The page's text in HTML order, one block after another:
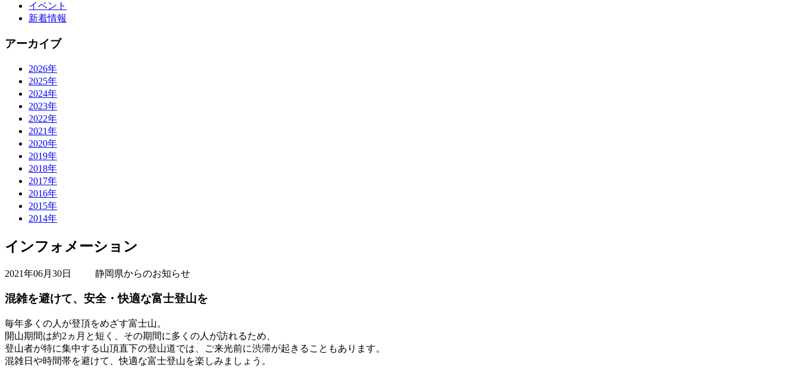
イベント
新着情報
アーカイブ
2026年
2025年
2024年
2023年
2022年
2021年
2020年
2019年
2018年
2017年
2016年
2015年
2014年
インフォメーション
2021年06月30日 静岡県からのお知らせ
混雑を避けて、安全・快適な富士登山を
毎年多くの人が登頂をめざす富士山。
開山期間は約2ヵ月と短く、その期間に多くの人が訪れるため、
登山者が特に集中する山頂直下の登山道では、ご来光前に渋滞が起きることもあります。
混雑日や時間帯を避けて、快適な富士登山を楽しみましょう。